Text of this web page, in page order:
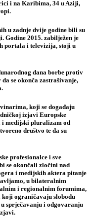
i na Karibima, 34 u Aziji,
u zadnje dvije godine bili su
2015. zabilježen je
portala i televizija, stoji u
dana borbe protiv
se okonča zastrašivanje,
, koji se događaju
izjavi Europske
i medijski pluralizam od
društvo te da su
profesionalce i sve
se okončali zločini nad
i medijskih aktera pitanje
u bilateralnim
i regionalnim forumima,
ograničavaju slobodu
sprječavanju i odgovaranju